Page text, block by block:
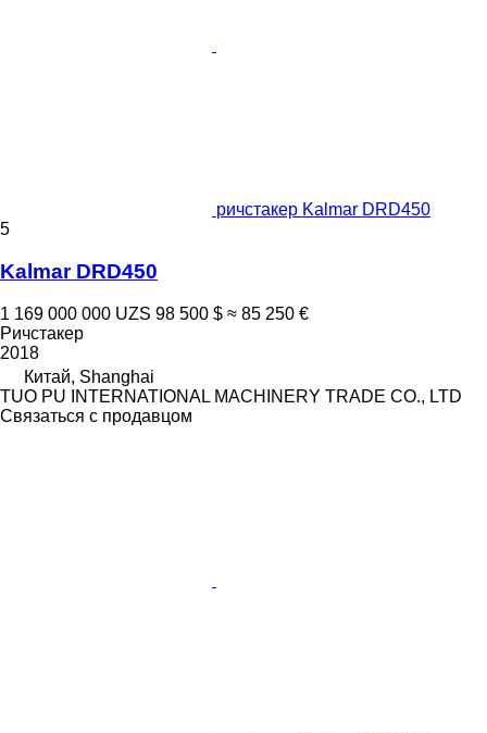
ричстакер Kalmar DRD450
5
Kalmar DRD450
1 169 000 000 UZS 98 500 $ ≈ 85 250 €
Ричстакер
2018
Китай, Shanghai
TUO PU INTERNATIONAL MACHINERY TRADE CO., LTD
Связаться с продавцом